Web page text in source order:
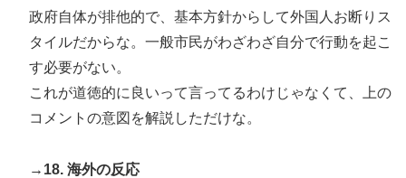
政府自体が排他的で、基本方針からして外国人お断りス
タイルだからな。一般市民がわざわざ自分で行動を起こ
す必要がない。
これが道徳的に良いって言ってるわけじゃなくて、上の
コメントの意図を解説しただけな。
→18. 海外の反応